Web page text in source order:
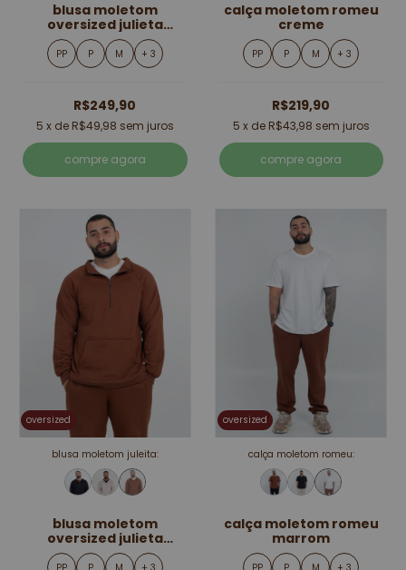
blusa moletom
oversized julieta
creme
PP P M + 3
R$249,90
5 x de R$49,98 sem juros
compre agora
calça moletom romeu
creme
PP P M + 3
R$219,90
5 x de R$43,98 sem juros
compre agora
oversized
blusa moletom juleita:
blusa moletom
oversized julieta
marrom
oversized
calça moletom romeu:
calça moletom romeu
marrom